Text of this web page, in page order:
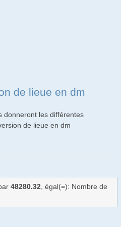
de lieue en dm
donneront les différentes
de lieue en dm
48280.32 , égal(=): Nombre de